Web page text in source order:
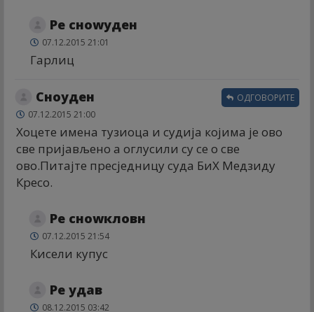
Ре сноwуден
07.12.2015 21:01
Гарлиц
Сноуден
07.12.2015 21:00
Хоцете имена тузиоца и судија којима је ово
све пријављено а оглусили су се о све
ово.Питајте пресједницу суда БиХ Медзиду
Кресо.
ОДГОВОРИТЕ
Ре сноwкловн
07.12.2015 21:54
Кисели купус
Ре удав
08.12.2015 03:42